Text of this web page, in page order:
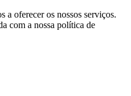
oferecer os nossos serviços.
com a nossa política de